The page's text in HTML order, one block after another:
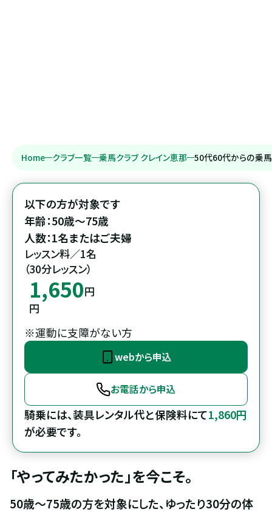
Home クラブ一覧 乗馬クラブ クレイン恵那 50代60代からの乗
以下の方が対象です
年齢：50歳～75歳
人数：1名またはご夫婦
レッスン料／1名
（30分レッスン）
1,650円
円
※運動に支障がない方
webから申込
お電話から申込
騎乗には、装具レンタル代と保険料にて1,860円
が必要です。
「やってみたかった」を今こそ。
50歳〜75歳の方を対象にした、ゆったり30分の体